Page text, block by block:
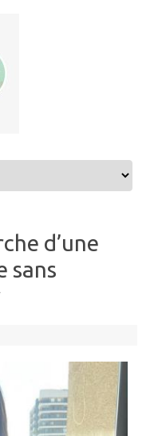
d’une
sans